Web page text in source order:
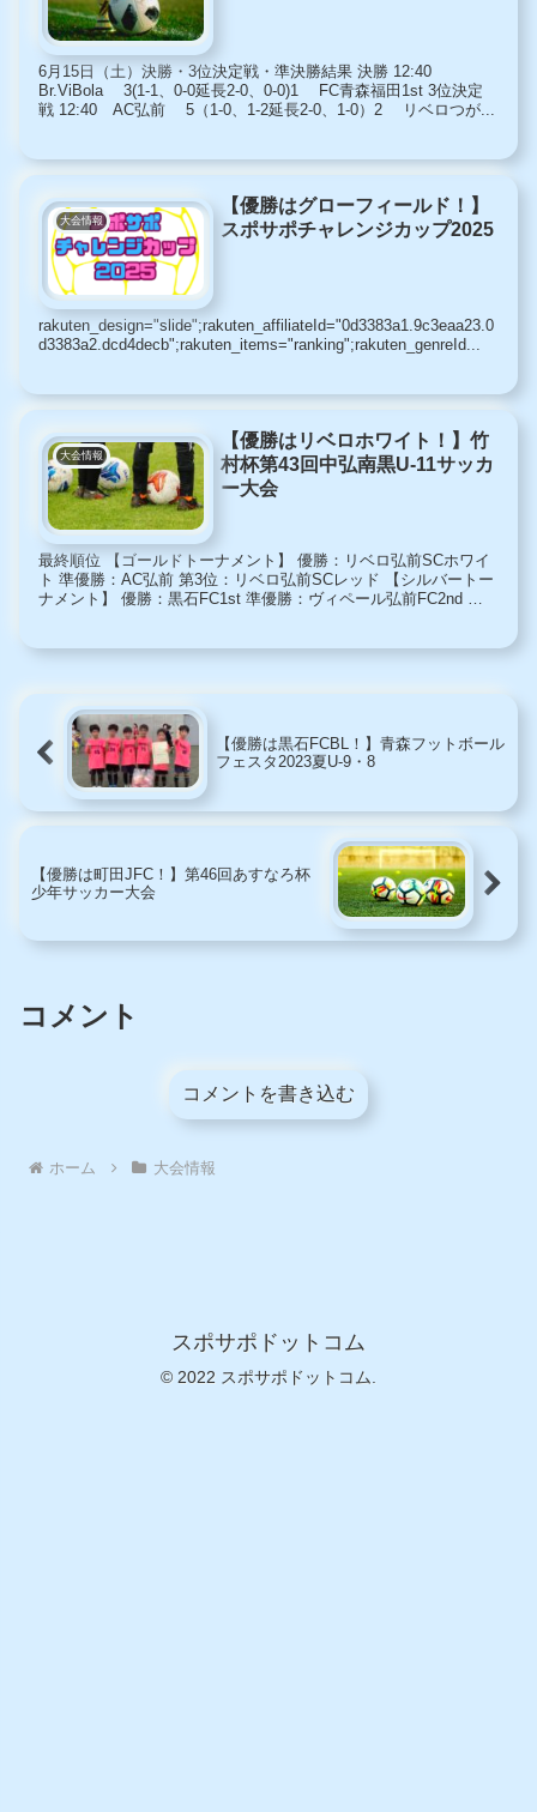
6月15日（土）決勝・3位決定戦・準決勝結果 決勝 12:40
Br.ViBola 3(1-1、0-0延長2-0、0-0)1 FC青森福田1st 3位決定
戦 12:40 AC弘前 5（1-0、1-2延長2-0、1-0）2 リベロつが...
大会情報
【優勝はグローフィールド！】
スポサポチャレンジカップ2025
rakuten_design="slide";rakuten_affiliateId="0d3383a1.9c3eaa23.0
d3383a2.dcd4decb";rakuten_items="ranking";rakuten_genreId...
大会情報
【優勝はリベロホワイト！】竹
村杯第43回中弘南黒U-11サッカ
ー大会
最終順位 【ゴールドトーナメント】 優勝：リベロ弘前SCホワイ
ト 準優勝：AC弘前 第3位：リベロ弘前SCレッド 【シルバートー
ナメント】 優勝：黒石FC1st 準優勝：ヴィペール弘前FC2nd 第3
【優勝は黒石FCBL！】青森フットボール
フェスタ2023夏U-9・8
【優勝は町田JFC！】第46回あすなろ杯
少年サッカー大会
コメント
コメントを書き込む
ホーム 大会情報
スポサポドットコム
© 2022 スポサポドットコム.